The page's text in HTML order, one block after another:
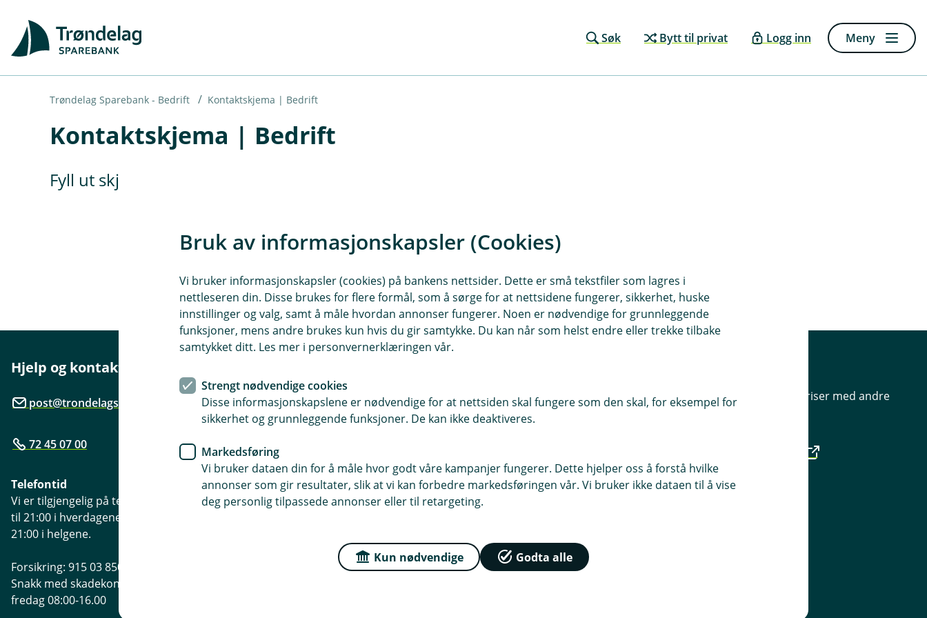
Søk Bytt til privat Logg inn Meny
Trøndelag Sparebank - Bedrift Kontaktskjema | Bedrift
Kontaktskjema | Bedrift
Fyll ut skjemaet under, så tar vi kontakt med deg.
Hjelp og kontakt
post@trondelagsparebank.no
72 45 07 00
Telefontid
Vi er tilgjengelig på telefon fra kl. 07:00
til 21:00 i hverdagene og fra kl. 09:00 til
21:00 i helgene.
Forsikring: 915 03 850
Snakk med skadekonsulent: mandag til
fredag 08:00-16.00
Besøksadresse
Øragata 5, 7200 Kyrksæterøra
Åpningstider
Mandag - Fredag: 09:00 - 15:00
Org.nr: 937902174
Sammenlign våre priser med andre
selskaper på
Våre priser
Bruk av informasjonskapsler (Cookies)
Vi bruker informasjonskapsler (cookies) på bankens nettsider. Dette er små tekstfiler som lagres i
nettleseren din. Disse brukes for flere formål, som å sørge for at nettsidene fungerer, sikkerhet, huske
innstillinger og valg, samt å måle hvordan annonser fungerer. Noen er nødvendige for grunnleggende
funksjoner, mens andre brukes kun hvis du gir samtykke. Du kan når som helst endre eller trekke tilbake
samtykket ditt. Les mer i personvernerklæringen vår.
Strengt nødvendige cookies
Disse informasjonskapslene er nødvendige for at nettsiden skal fungere som den skal, for eksempel for
sikkerhet og grunnleggende funksjoner. De kan ikke deaktiveres.
Markedsføring
Vi bruker dataen din for å måle hvor godt våre kampanjer fungerer. Dette hjelper oss å forstå hvilke
annonser som gir resultater, slik at vi kan forbedre markedsføringen vår. Vi bruker ikke dataen til å vise
deg personlig tilpassede annonser eller til retargeting.
Kun nødvendige Godta alle